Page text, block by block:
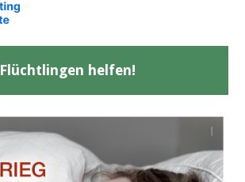
Flüchtlingen helfen!